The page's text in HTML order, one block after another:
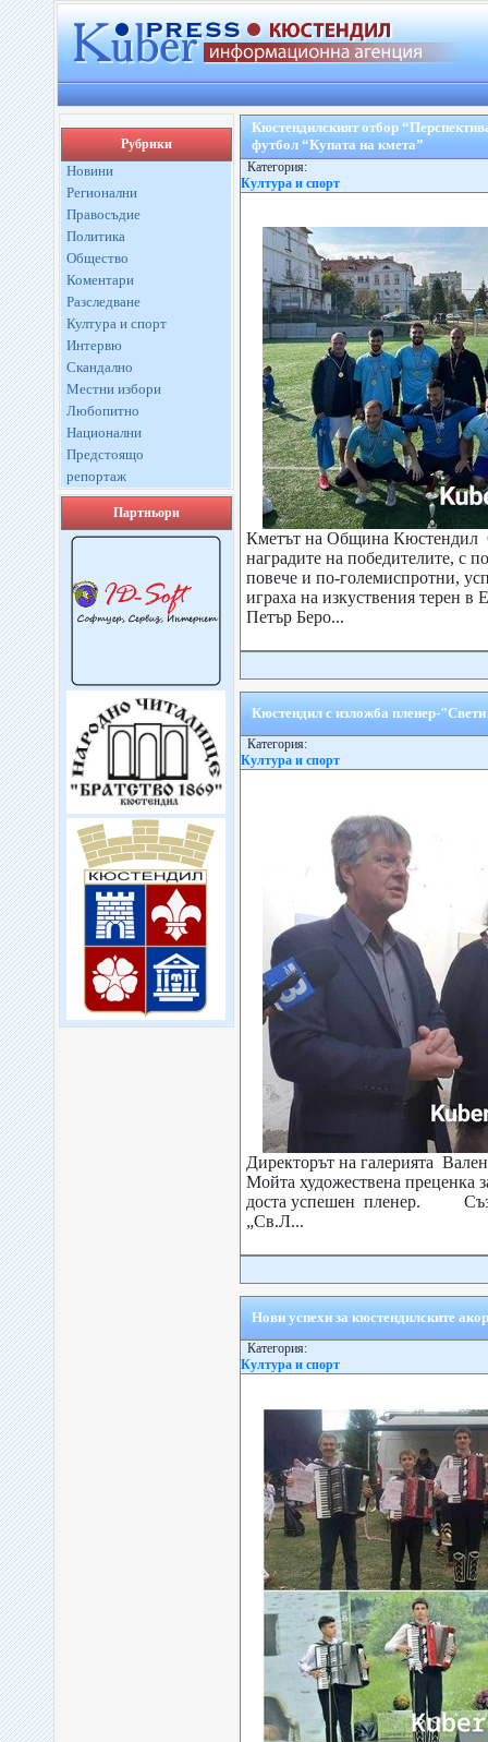
Рубрики
Новини
Регионални
Правосъдие
Политика
Общество
Коментари
Разследване
Култура и спорт
Интервю
Скандално
Местни избори
Любопитно
Национални
Предстоящо
репортаж
Партньори
Кюстендилският отбор
футбол “Купата на кмета”
Категория:
Култура и спорт
Кметът на Община Кюстендил
наградите на победителите, с
повече и по-големиспротни,
играха на изкуствения терен в
Петър Беро...
Кюстендил с изложба пленер-
Категория:
Култура и спорт
Директорът на галерията
Мойта художествена преценка
доста успешен пленер.
„Св.Л...
Нови успехи за кюстендилските
Категория:
Култура и спорт